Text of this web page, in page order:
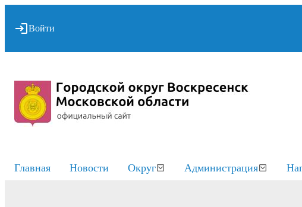
Войти
Главная Новости Округ Администрация